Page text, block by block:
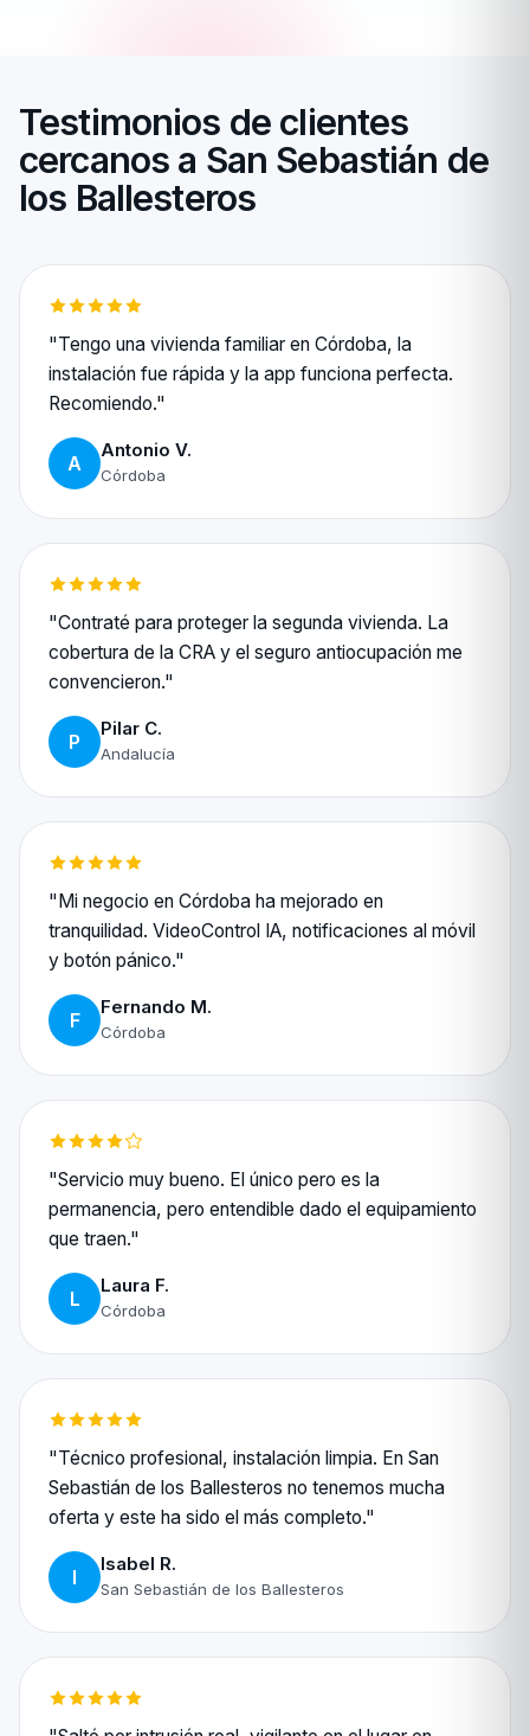
Testimonios de clientes
cercanos a San Sebastián de
los Ballesteros
"Tengo una vivienda familiar en Córdoba, la
instalación fue rápida y la app funciona perfecta.
Recomiendo."
A
Antonio V.
Córdoba
"Contraté para proteger la segunda vivienda. La
cobertura de la CRA y el seguro antiocupación me
convencieron."
P
Pilar C.
Andalucía
"Mi negocio en Córdoba ha mejorado en
tranquilidad. VideoControl IA, notificaciones al móvil
y botón pánico."
F
Fernando M.
Córdoba
"Servicio muy bueno. El único pero es la
permanencia, pero entendible dado el equipamiento
que traen."
L
Laura F.
Córdoba
"Técnico profesional, instalación limpia. En San
Sebastián de los Ballesteros no tenemos mucha
oferta y este ha sido el más completo."
I
Isabel R.
San Sebastián de los Ballesteros